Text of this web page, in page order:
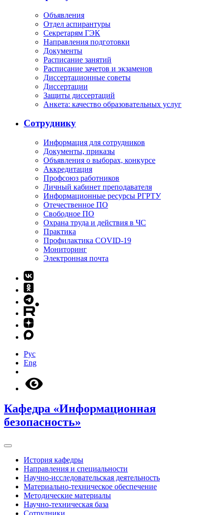
Объявления
Отдел аспирантуры
Секретарям ГЭК
Направления подготовки
Документы
Расписание занятий
Расписание зачетов и экзаменов
Диссертационные советы
Диссертации
Защиты диссертаций
Анкета: качество образовательных услуг
Сотруднику
Информация для сотрудников
Документы, приказы
Объявления о выборах, конкурсе
Аккредитация
Профсоюз работников
Личный кабинет преподавателя
Информационные ресурсы РГРТУ
Отечественное ПО
Свободное ПО
Охрана труда и действия в ЧС
Практика
Профилактика COVID-19
Мониторинг
Электронная почта
Рус
Eng
Кафедра «Информационная
безопасность»
История кафедры
Направления и специальности
Научно-исследовательская деятельность
Материально-техническое обеспечение
Методические материалы
Научно-техническая база
Сотрудники